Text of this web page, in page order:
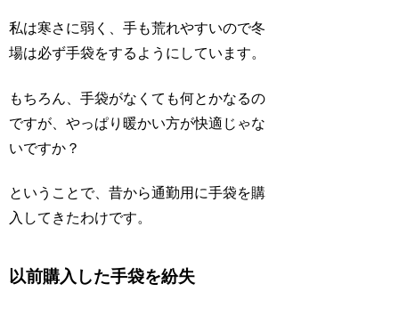
私は寒さに弱く、手も荒れやすいので冬
場は必ず手袋をするようにしています。
もちろん、手袋がなくても何とかなるの
ですが、やっぱり暖かい方が快適じゃな
いですか？
ということで、昔から通勤用に手袋を購
入してきたわけです。
以前購入した手袋を紛失